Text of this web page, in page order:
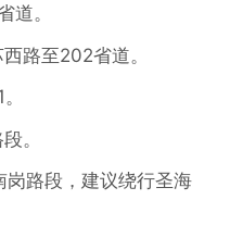
道。
路至202省道。
。
路段，建议绕行圣海